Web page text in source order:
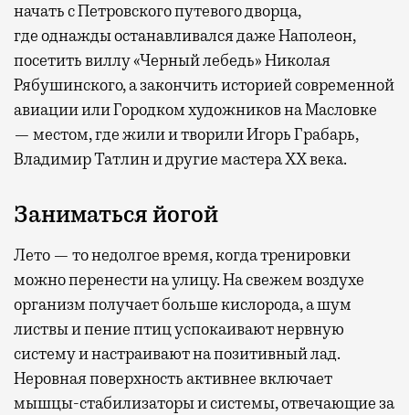
начать с Петровского путевого дворца,
гдеоднажды останавливался даже Наполеон,
посетить виллу «Черный лебедь» Николая
Рябушинского, а закончить историей современной
авиации или Городком художников на Масловке
— местом, где жили и творили Игорь Грабарь,
Владимир Татлин и другие мастера XX века.
Заниматься йогой
Лето — то недолгое время, когда тренировки
можно перенести на улицу. На свежем воздухе
организм получает больше кислорода, а шум
листвы и пение птиц успокаивают нервную
систему и настраивают на позитивный лад.
Неровная поверхность активнее включает
мышцы-стабилизаторы и системы, отвечающие за